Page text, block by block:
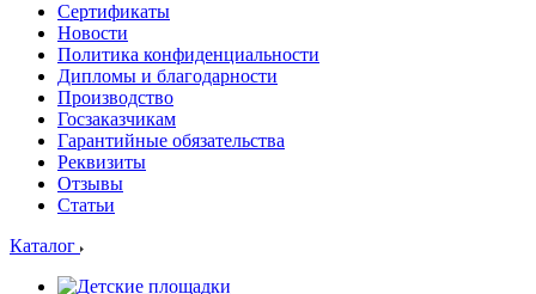
Сертификаты
Новости
Политика конфиденциальности
Дипломы и благодарности
Производство
Госзаказчикам
Гарантийные обязательства
Реквизиты
Отзывы
Статьи
Каталог